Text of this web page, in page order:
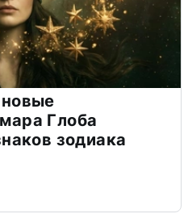
Глоба
зодиака